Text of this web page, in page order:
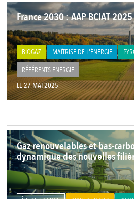
France 2030 : AAP BCIAT 2025
BIOGAZ MAÎTRISE DE L'ÉNERGIE
RÉFÉRENTS ENERGIE
LE 27 MAI 2025
Gaz renouvelables et bas-
dynamique des nouvelles